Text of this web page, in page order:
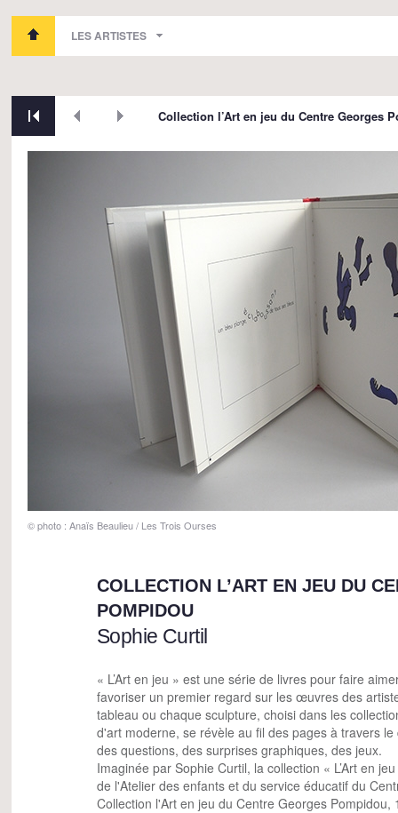
LES ARTISTES
Collection l’Art en jeu du Centre Georges
© photo : Anaïs Beaulieu / Les Trois Ourses
COLLECTION L’ART EN JEU DU
POMPIDOU
Sophie Curtil
« L’Art en jeu » est une série de livres pour faire
favoriser un premier regard sur les œuvres des
tableau ou chaque sculpture, choisi dans les
d'art moderne, se révèle au fil des pages à travers
des questions, des surprises graphiques, des jeux.
Imaginée par Sophie Curtil, la collection « L’Art en
de l'Atelier des enfants et du service éducatif du
Collection l'Art en jeu du Centre Georges Pompidou,